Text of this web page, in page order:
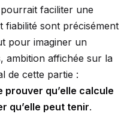
faciliter une
fiabilité sont précisément
pour imaginer un
ambition affichée sur la
de cette partie :
prouver qu’elle calcule
qu’elle peut tenir.